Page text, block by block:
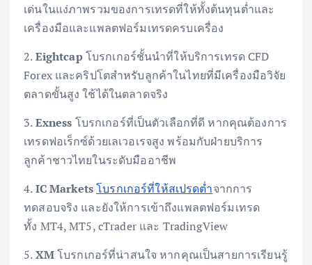
เด่นในแง่ภาพรวมของการเทรดที่ให้ทั้งต้นทุนต่ำและ
เครื่องมือและแพลตฟอร์มเทรดครบเครื่อง
2.Eightcapโบรกเกอร์ชั้นนำที่ให้บริการเทรด CFD
Forex และคริปโตสำหรับลูกค้าในไทยที่มีเครื่องมือวิจัย
ตลาดขั้นสูง ใช้ได้ในตลาดจริง
3.Exness โบรกเกอร์ที่เป็นตัวเลือกที่ดี หากคุณต้องการ
เทรดฟอเร็กซ์ด้วยเลเวอเรจสูง พร้อมกับฝ่ายบริการ
ลูกค้าชาวไทยในระดับมืออาชีพ
4.IC Marketsโบรกเกอร์ที่ให้สเปรดต่ำจากการ
ทดสอบจริง และยังให้การเข้าถึงแพลตฟอร์มเทรด
ทั้ง MT4, MT5, cTrader และ TradingView
5.XMโบรกเกอร์ที่น่าสนใจ หากคุณเป็นสายการเรียนรู้